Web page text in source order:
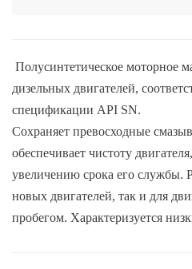
Полусинтетическое моторное
дизельных двигателей,
спецификации API SN.
Сохраняет превосходные
обеспечивает чистоту
увеличению срока его службы.
новых двигателей, так и для
пробегом. Характеризуется